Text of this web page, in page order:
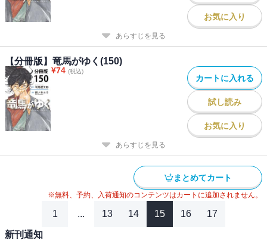
お気に入り
あらすじを見る
【分冊版】竜馬がゆく(150)
¥74 (税込)
カートに入れる
試し読み
お気に入り
あらすじを見る
まとめてカート
※無料、予約、入荷通知のコンテンツはカートに追加されません。
1 ... 13 14 15 16 17
新刊通知